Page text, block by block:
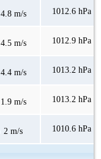
4.8 m/s 1012.6 hPa
4.5 m/s 1012.9 hPa
4.4 m/s 1013.2 hPa
1.9 m/s 1013.2 hPa
2 m/s 1010.6 hPa